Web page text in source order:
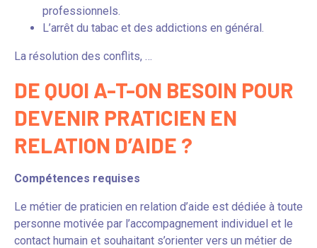
professionnels.
L’arrêt du tabac et des addictions en général.
La résolution des conflits, …
DE QUOI A-T-ON BESOIN POUR
DEVENIR PRATICIEN EN
RELATION D’AIDE ?
Compétences requises
Le métier de praticien en relation d’aide est dédiée à toute
personne motivée par l’accompagnement individuel et le
contact humain et souhaitant s’orienter vers un métier de